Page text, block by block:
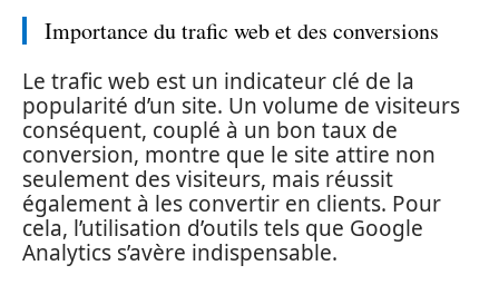
Importance du trafic web et des conversions
Le trafic web est un indicateur clé de la
popularité d’un site. Un volume de visiteurs
conséquent, couplé à un bon taux de
conversion, montre que le site attire non
seulement des visiteurs, mais réussit
également à les convertir en clients. Pour
cela, l’utilisation d’outils tels que Google
Analytics s’avère indispensable.